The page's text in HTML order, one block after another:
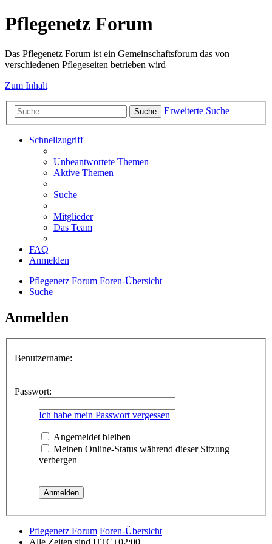
Pflegenetz Forum
Das Pflegenetz Forum ist ein Gemeinschaftsforum das von
verschiedenen Pflegeseiten betrieben wird
Zum Inhalt
Suche Erweiterte Suche
Schnellzugriff
Unbeantwortete Themen
Aktive Themen
Suche
Mitglieder
Das Team
FAQ
Anmelden
Pflegenetz Forum Foren-Übersicht
Suche
Anmelden
Benutzername:
Passwort:
Ich habe mein Passwort vergessen
Angemeldet bleiben
Meinen Online-Status während dieser Sitzung
verbergen
Pflegenetz Forum Foren-Übersicht
Alle Zeiten sind UTC+02:00